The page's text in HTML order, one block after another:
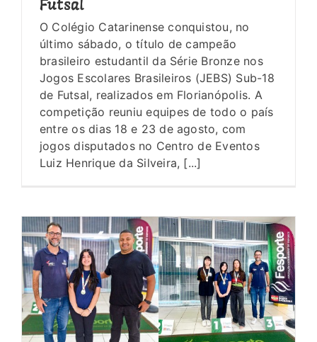
Futsal
O Colégio Catarinense conquistou, no
último sábado, o título de campeão
brasileiro estudantil da Série Bronze nos
Jogos Escolares Brasileiros (JEBS) Sub-18
de Futsal, realizados em Florianópolis. A
competição reuniu equipes de todo o país
entre os dias 18 e 23 de agosto, com
jogos disputados no Centro de Eventos
Luiz Henrique da Silveira, [...]